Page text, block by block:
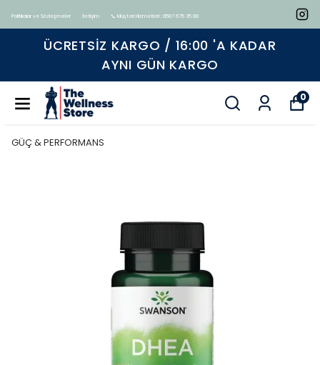
Politikalar ve Sözleşmeler İletişim 📞 Müşteri Hizmetleri : 0507 675 35 80
Tüm ürünlerde geçerli %15 indirim
0
GÜÇ & PERFORMANS